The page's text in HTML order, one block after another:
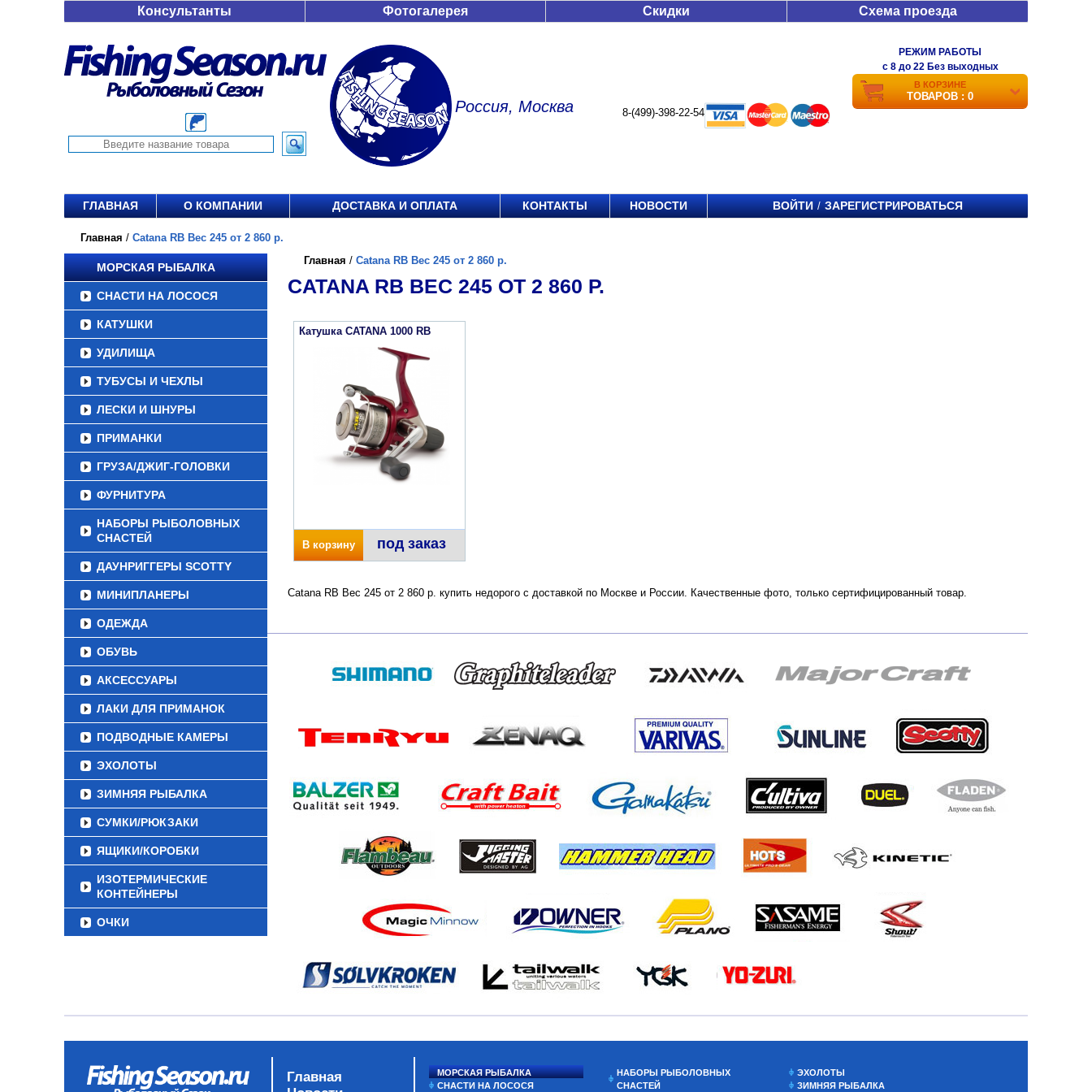
Консультанты Фотогалерея Скидки Схема проезда
Россия, Москва 8-(499)-398-22-54
РЕЖИМ РАБОТЫ
c 8 до 22 Без выходных
В КОРЗИНЕ
ТОВАРОВ : 0
ГЛАВНАЯ О КОМПАНИИ ДОСТАВКА И ОПЛАТА КОНТАКТЫ НОВОСТИ ВОЙТИ / ЗАРЕГИСТРИРОВАТЬСЯ
Главная / Catana RB Вес 245 от 2 860 р.
МОРСКАЯ РЫБАЛКА
СНАСТИ НА ЛОСОСЯ
КАТУШКИ
УДИЛИЩА
ТУБУСЫ И ЧЕХЛЫ
ЛЕСКИ И ШНУРЫ
ПРИМАНКИ
ГРУЗА/ДЖИГ-ГОЛОВКИ
ФУРНИТУРА
НАБОРЫ РЫБОЛОВНЫХ
СНАСТЕЙ
ДАУНРИГГЕРЫ SCOTTY
МИНИПЛАНЕРЫ
ОДЕЖДА
ОБУВЬ
АКСЕССУАРЫ
ЛАКИ ДЛЯ ПРИМАНОК
ПОДВОДНЫЕ КАМЕРЫ
ЭХОЛОТЫ
ЗИМНЯЯ РЫБАЛКА
СУМКИ/РЮКЗАКИ
ЯЩИКИ/КОРОБКИ
ИЗОТЕРМИЧЕСКИЕ
КОНТЕЙНЕРЫ
ОЧКИ
Главная / Catana RB Вес 245 от 2 860 р.
CATANA RB ВЕС 245 ОТ 2 860 Р.
Катушка CATANA 1000 RB
В корзину под заказ
Catana RB Вес 245 от 2 860 р. купить недорого с доставкой по Москве и России. Качественные фото, только сертифицированный товар.
Главная
МОРСКАЯ РЫБАЛКА
СНАСТИ НА ЛОСОСЯ
НАБОРЫ РЫБОЛОВНЫХ
СНАСТЕЙ
ЭХОЛОТЫ
ЗИМНЯЯ РЫБАЛКА